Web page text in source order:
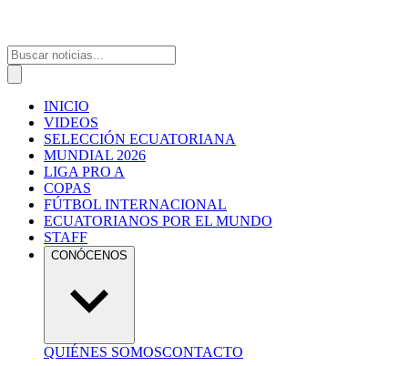
INICIO
VIDEOS
SELECCIÓN ECUATORIANA
MUNDIAL 2026
LIGA PRO A
COPAS
FÚTBOL INTERNACIONAL
ECUATORIANOS POR EL MUNDO
STAFF
CONÓCENOS
QUIÉNES SOMOSCONTACTO